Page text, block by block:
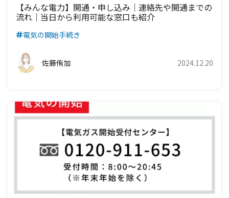
【みんな電力】開通・申し込み｜連絡先や開通までの
流れ｜当日から利用可能な窓口も紹介
電気の開始手続き
佐藤侑加 2024.12.20